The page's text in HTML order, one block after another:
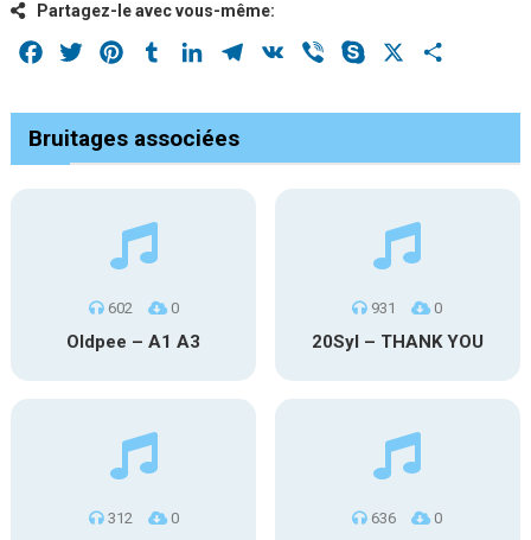
Partagez-le avec vous-même:
Facebook
Twitter PinterestTumblrLinkedInTelegram
VK Viber Skype
Bruitages associées
602 0
Oldpee – A1 A3
931 0
20Syl – THANK YOU
312 0 636 0